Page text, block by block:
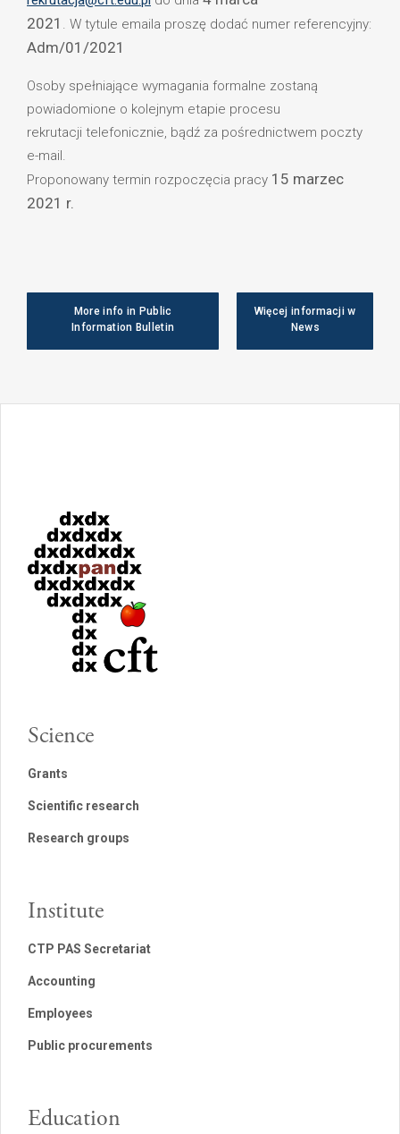
2021 . W tytule emaila proszę dodać numer referencyjny:
Adm/01/2021
Osoby spełniające wymagania formalne zostaną
powiadomione o kolejnym etapie procesu
rekrutacji telefonicznie, bądź za pośrednictwem poczty
e-mail.
Proponowany termin rozpoczęcia pracy 15 marzec
2021 r.
More info in Public
Information Bulletin
Więcej informacji w
News
Science
Grants
Scientific research
Research groups
Institute
CTP PAS Secretariat
Accounting
Employees
Public procurements
Education